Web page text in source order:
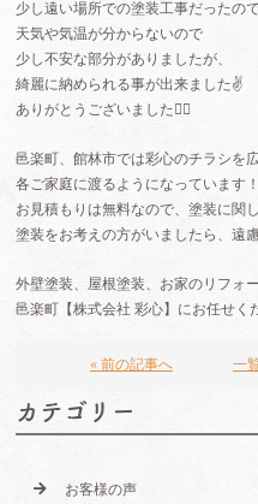
少し遠い場所での塗装工事だったの
天気や気温が分からないので
少し不安な部分がありましたが、
綺麗に納められる事が出来ました✌️
ありがとうございました🙇‍♂️
邑楽町、館林市では彩心のチラシを
各ご家庭に渡るようになっています！
お見積もりは無料なので、塗装に関
塗装をお考えの方がいましたら、遠
外壁塗装、屋根塗装、お家のリフォ
邑楽町【株式会社 彩心】にお任せく
« 前の記事へ 一
カテゴリー
お客様の声